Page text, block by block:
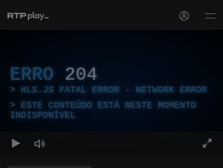
ERRO 204
HLS.JS FATAL ERROR - NETWORK ERROR
ESTE CONTEÚDO ESTÁ NESTE MOMENTO
INDISPONÍVEL